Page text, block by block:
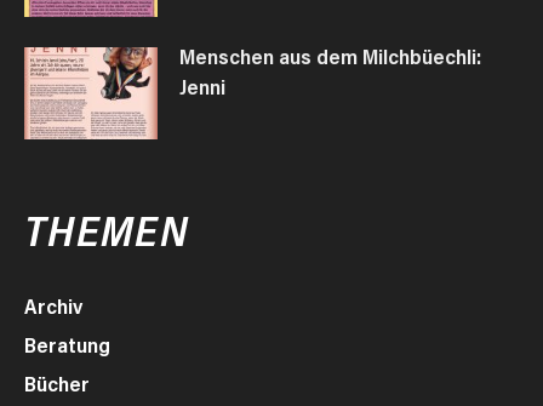
Menschen aus dem Milchbüechli:
Jenni
THEMEN
Archiv
Beratung
Bücher